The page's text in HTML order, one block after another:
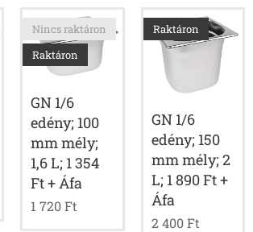
GN 1/6
edény; 100
mm mély;
1,6 L; 1 354
Ft + Áfa
Nincs raktáron
Raktáron
1 720Ft
GN 1/6
edény; 150
mm mély; 2
L; 1 890 Ft +
Áfa
Raktáron
2 400Ft